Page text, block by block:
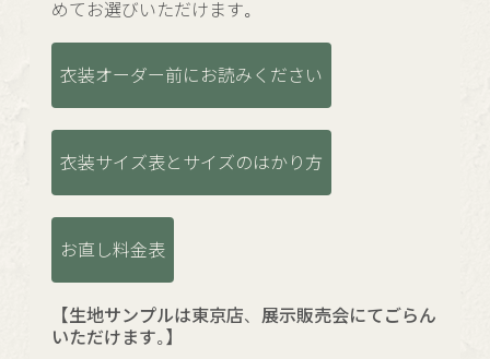
めてお選びいただけます。
衣装オーダー前にお読みください
衣装サイズ表とサイズのはかり方
お直し料金表
【生地サンプルは東京店、展示販売会にてごらん
いただけます。】